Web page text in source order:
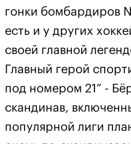
гонки бомбардиров
есть и у других
своей главной
Главный герой
под номером 21” -
скандинав,
популярной лиги